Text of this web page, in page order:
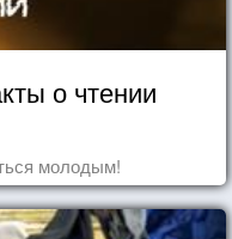
о чтении
молодым!